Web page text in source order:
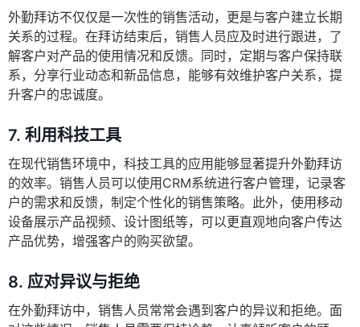
外勤拜访不仅仅是一次性的销售活动，更是与客户建立长期
关系的过程。在拜访结束后，销售人员应及时进行跟进，了
解客户对产品的使用情况和反馈。同时，定期与客户保持联
系，分享行业动态和新品信息，能够有效维护客户关系，提
升客户的忠诚度。
7. 利用科技工具
在现代销售环境中，科技工具的应用能够显著提升外勤拜访
的效率。销售人员可以使用CRM系统进行客户管理，记录客
户的需求和反馈，制定个性化的销售策略。此外，使用移动
设备展示产品视频、设计图纸等，可以更直观地向客户传达
产品优势，增强客户的购买欲望。
8. 应对异议与拒绝
在外勤拜访中，销售人员常常会遇到客户的异议和拒绝。面